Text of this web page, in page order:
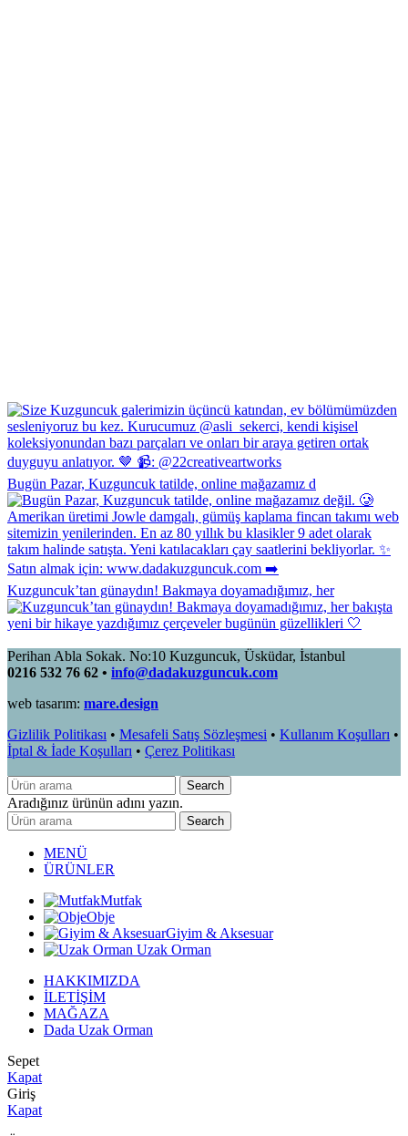
Bugün Pazar, Kuzguncuk tatilde, online mağazamız d
Kuzguncuk’tan günaydın! Bakmaya doyamadığımız, her
Perihan Abla Sokak. No:10 Kuzguncuk, Üsküdar, İstanbul
0216 532 76 62 • info@dadakuzguncuk.com
web tasarım: mare.design
Gizlilik Politikası • Mesafeli Satış Sözleşmesi • Kullanım Koşulları •
İptal & İade Koşulları • Çerez Politikası
Search
Aradığınız ürünün adını yazın.
Search
MENÜ
ÜRÜNLER
Mutfak
Obje
Giyim & Aksesuar
Uzak Orman
HAKKIMIZDA
İLETİŞİM
MAĞAZA
Dada Uzak Orman
Sepet
Kapat
Giriş
Kapat